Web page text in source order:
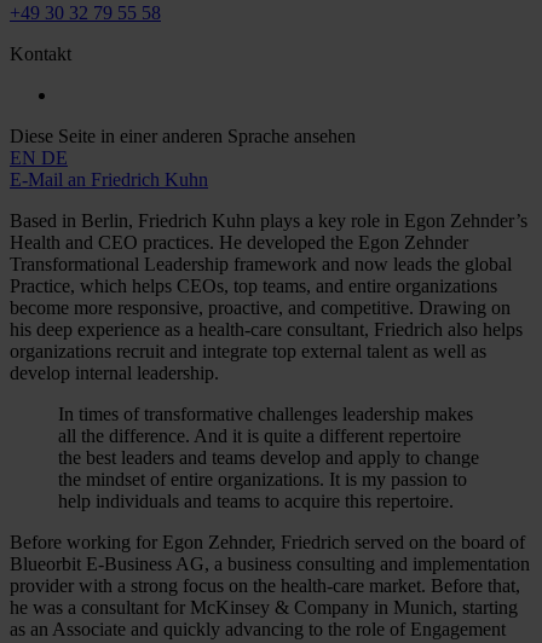
+49 30 32 79 55 58
Kontakt
Diese Seite in einer anderen Sprache ansehen
EN DE
E-Mail an Friedrich Kuhn
Based in Berlin, Friedrich Kuhn plays a key role in Egon Zehnder’s
Health and CEO practices. He developed the Egon Zehnder
Transformational Leadership framework and now leads the global
Practice, which helps CEOs, top teams, and entire organizations
become more responsive, proactive, and competitive. Drawing on
his deep experience as a health-care consultant, Friedrich also helps
organizations recruit and integrate top external talent as well as
develop internal leadership.
In times of transformative challenges leadership makes
all the difference. And it is quite a different repertoire
the best leaders and teams develop and apply to change
the mindset of entire organizations. It is my passion to
help individuals and teams to acquire this repertoire.
Before working for Egon Zehnder, Friedrich served on the board of
Blueorbit E-Business AG, a business consulting and implementation
provider with a strong focus on the health-care market. Before that,
he was a consultant for McKinsey & Company in Munich, starting
as an Associate and quickly advancing to the role of Engagement